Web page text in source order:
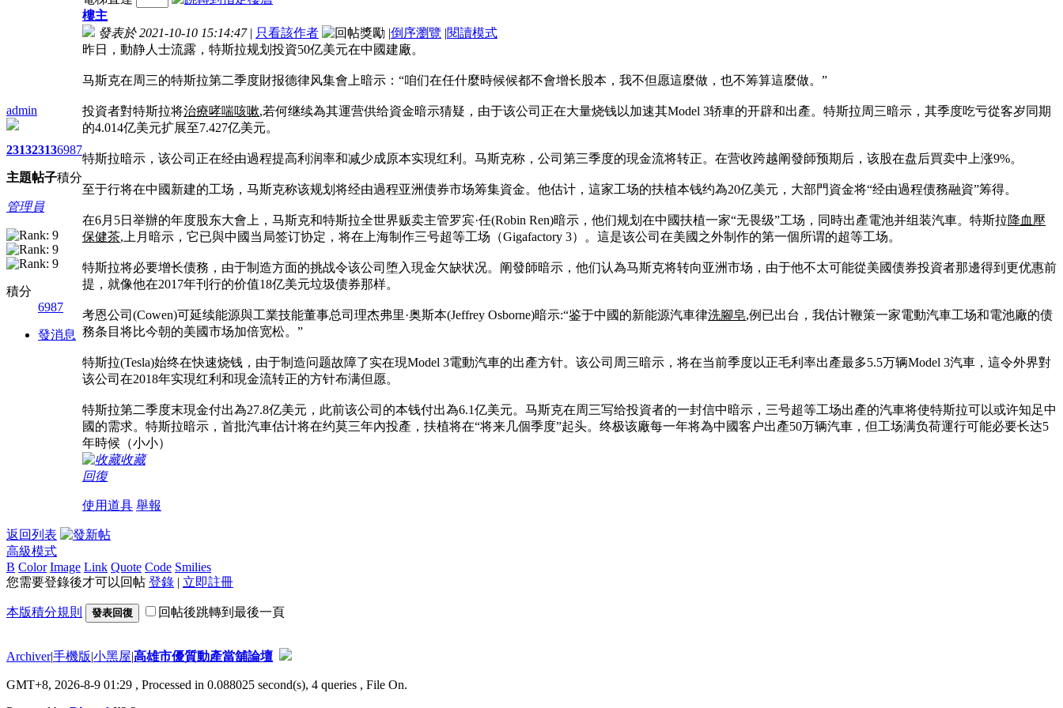
admin
2313
主題
2313
帖子
6987
積分
管理員
積分
6987
發消息
樓主
發表於 2021-10-10 15:14:47 | 只看該作者 |倒序瀏覽 |閱讀模式
昨日，動静人士流露，特斯拉规划投資50亿美元在中國建廠。
马斯克在周三的特斯拉第二季度財报德律风集會上暗示：“咱们在任什麼時候候都不會增长股本，我不但愿這麼做，也不筹算這麼做。”
投資者對特斯拉将治療哮喘咳嗽,若何继续為其運营供给資金暗示猜疑，由于该公司正在大量烧钱以加速其Model 3轿車的开辟和出產。特斯拉周三暗示，其季度吃亏從客岁同期
的4.014亿美元扩展至7.427亿美元。
特斯拉暗示，该公司正在经由過程提高利润率和减少成原本实現红利。马斯克称，公司第三季度的現金流将转正。在营收跨越阐發師预期后，该股在盘后買卖中上涨9%。
至于行将在中國新建的工场，马斯克称该规划将经由過程亚洲债券市场筹集資金。他估计，這家工场的扶植本钱约為20亿美元，大部門資金将“经由過程债務融資”筹得。
在6月5日举辦的年度股东大會上，马斯克和特斯拉全世界贩卖主管罗宾·任(Robin Ren)暗示，他们规划在中國扶植一家“无畏级”工场，同時出產電池并组装汽車。特斯拉降血壓
保健茶,上月暗示，它已與中國当局签订协定，将在上海制作三号超等工场（Gigafactory 3）。這是该公司在美國之外制作的第一個所谓的超等工场。
特斯拉将必要增长债務，由于制造方面的挑战令该公司堕入現金欠缺状况。阐發師暗示，他们认為马斯克将转向亚洲市场，由于他不太可能從美國债券投資者那邊得到更优惠前
提，就像他在2017年刊行的价值18亿美元垃圾债券那样。
考恩公司(Cowen)可延续能源與工業技能董事总司理杰弗里·奥斯本(Jeffrey Osborne)暗示:“鉴于中國的新能源汽車律洗腳皂,例已出台，我估计鞭策一家電動汽車工场和電池廠的债
務条目将比今朝的美國市场加倍宽松。”
特斯拉(Tesla)始终在快速烧钱，由于制造问题故障了实在現Model 3電動汽車的出產方针。该公司周三暗示，将在当前季度以正毛利率出產最多5.5万辆Model 3汽車，這令外界對
该公司在2018年实現红利和現金流转正的方针布满但愿。
特斯拉第二季度末現金付出為27.8亿美元，此前该公司的本钱付出為6.1亿美元。马斯克在周三写给投資者的一封信中暗示，三号超等工场出產的汽車将使特斯拉可以或许知足中
國的需求。特斯拉暗示，首批汽車估计将在约莫三年內投產，扶植将在“将来几個季度”起头。终极该廠每一年将為中國客户出產50万辆汽車，但工场满负荷運行可能必要长达5
年時候（小小）
收藏
回復
使用道具 舉報
返回列表
高級模式
B Color Image Link Quote Code Smilies
您需要登錄後才可以回帖 登錄 | 立即註冊
本版積分規則 發表回復 回帖後跳轉到最後一頁
Archiver|手機版|小黑屋|高雄市優質動產當舖論壇
GMT+8, 2026-8-9 01:29 , Processed in 0.088025 second(s), 4 queries , File On.